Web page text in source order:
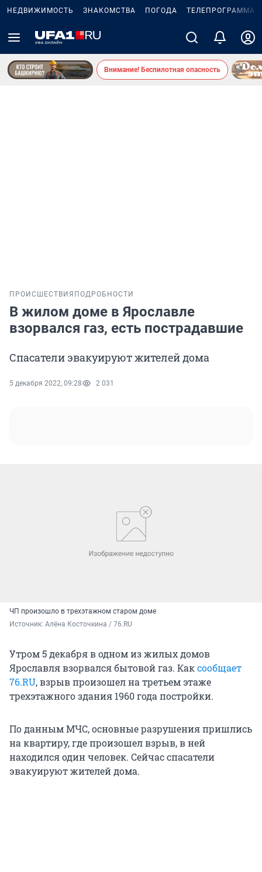
НЕДВИЖИМОСТЬ ЗНАКОМСТВА ПОГОДА ТЕЛЕПРОГРАММА
Внимание! Беспилотная опасность
ПРОИСШЕСТВИЯ ПОДРОБНОСТИ
В жилом доме в Ярославле
взорвался газ, есть пострадавшие
Спасатели эвакуируют жителей дома
5 декабря 2022, 09:28 2 031
ЧП произошло в трехэтажном старом доме
Источник: Алёна Косточкина / 76.RU
Утром 5 декабря в одном из жилых домов
Ярославля взорвался бытовой газ. Каксообщает
76.RU, взрыв произошел на третьем этаже
трехэтажного здания 1960 года постройки.
По данным МЧС, основные разрушения пришлись
на квартиру, где произошел взрыв, в ней
находился один человек. Сейчас спасатели
эвакуируют жителей дома.